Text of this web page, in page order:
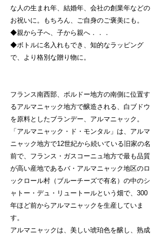
な人の生まれ年、結婚年、会社の創業年などの
お祝いに。もちろん、ご自身のご褒美にも。
◆親から子へ、子から親へ．．．
◆ボトルに名入れもでき、知的なラッピング
で、より格別な贈り物に。
フランス南西部、ボルドー地方の南側に位置す
るアルマニャック地方で醸造される、白ブドウ
を原料としたブランデー、アルマニャック 。
「アルマニャック・ド・モンタル」は、 アルマ
ニャック地方で12世紀から続いている旧家の名
前で、 フランス・ガスコーニュ地方で最も品質
が高い産地であるバ・アルマニャック地区のロ
ックロール村（ブルーチーズで有名）の中のシ
ャトー・デュ・リュートールという畑で、300
年ほど前からアルマニャックを生産していま
す。
アルマニャックは、美しい琥珀色を醸し、熟成